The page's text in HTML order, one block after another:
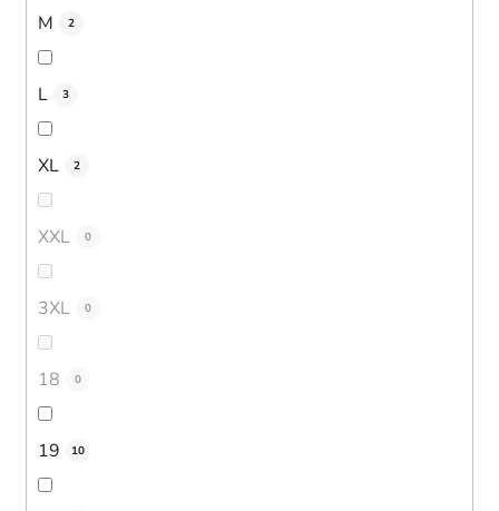
M 2
L 3
XL 2
XXL 0
3XL 0
18 0
19 10